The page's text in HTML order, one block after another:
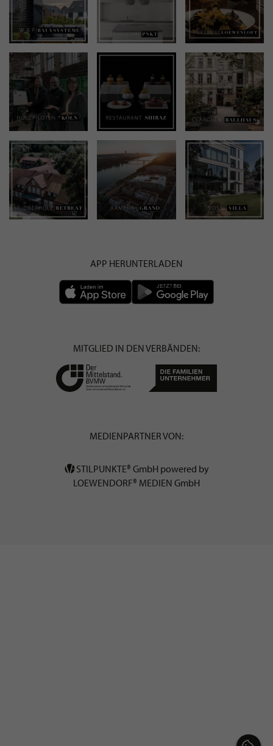
APP HERUNTERLADEN
MITGLIED IN DEN VERBÄNDEN:
MEDIENPARTNER VON:
STILPUNKTE® GmbH powered by
LOEWENDORF® MEDIEN GmbH